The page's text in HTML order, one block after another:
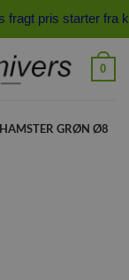
fragt pris starter
0
GRØN Ø8